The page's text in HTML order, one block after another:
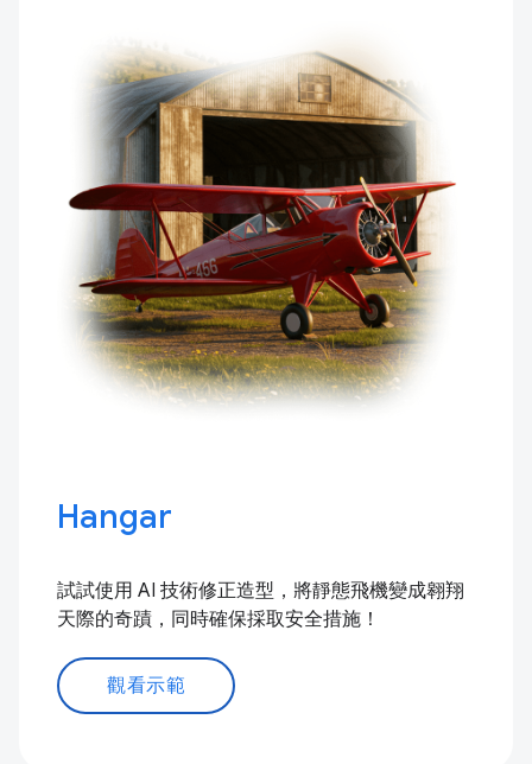
Hangar
試試使用 AI 技術修正造型，將靜態飛機變成翱翔
天際的奇蹟，同時確保採取安全措施！
觀看示範